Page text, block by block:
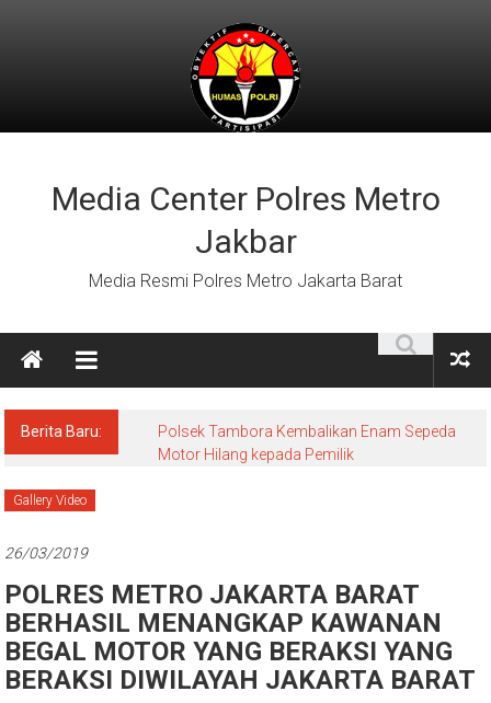
Media Center Polres Metro
Jakbar
Media Resmi Polres Metro Jakarta Barat
Berita Baru:
Polsek Tambora Kembalikan Enam Sepeda
Motor Hilang kepada Pemilik
Gallery Video
26/03/2019
POLRES METRO JAKARTA BARAT
BERHASIL MENANGKAP KAWANAN
BEGAL MOTOR YANG BERAKSI YANG
BERAKSI DIWILAYAH JAKARTA BARAT